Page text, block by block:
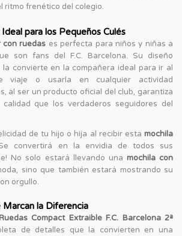
ritmo frenético del colegio.
para los Pequeños Culés
con ruedas es perfecta para niños y niñas a
son fans del F.C. Barcelona. Su diseño
convierte en la compañera ideal para ir al
viaje o usarla en cualquier actividad
al ser un producto oficial del club, garantiza
que los verdaderos seguidores del
de tu hijo o hija al recibir esta mochila
convertirá en la envidia de todos sus
No solo estará llevando una mochila con
sino que también estará mostrando su
orgullo.
la Diferencia
Compact Extraible F.C. Barcelona 2ª
de detalles que la convierten en una